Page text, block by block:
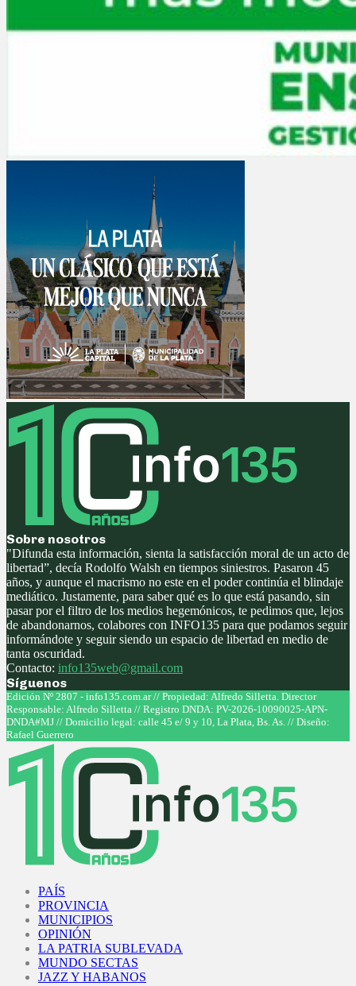
Sobre nosotros
"Difunda esta información, sienta la satisfacción moral de un acto de
libertad”, decía Rodolfo Walsh en tiempos siniestros. Pasaron 45
años, y aunque el macrismo no este en el poder continúa el blindaje
mediático. Justamente, para saber qué es lo que está pasando, sin
pasar por el filtro de los medios hegemónicos, te pedimos que, lejos
de abandonarnos, colabores con INFO135 para que podamos seguir
informándote y seguir siendo un espacio de libertad en medio de
tanta oscuridad.
Contacto: info135web@gmail.com
Síguenos
Facebook
Twitter
Instagram
Youtube
Edición Nº 2807 - info135.com.ar // Propiedad: Alfredo Silletta. Director
Responsable: Alfredo Silletta // Registro DNDA: PV-2026-10090025-APN-
DNDA#MJ // Domicilio legal: calle 45 e/ 9 y 10, La Plata, Bs. As. // Diseño:
Rafael Guerrero
PAÍS
PROVINCIA
MUNICIPIOS
OPINIÓN
LA PATRIA SUBLEVADA
MUNDO SECTAS
JAZZ Y HABANOS